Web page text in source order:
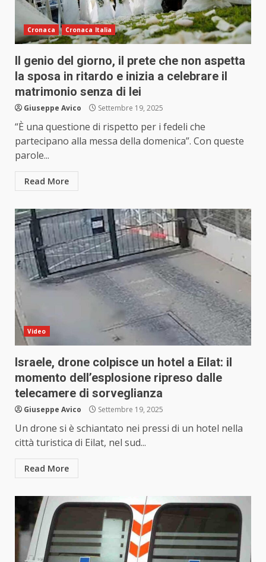
Cronaca Cronaca Italia
Il genio del giorno, il prete che non aspetta
la sposa in ritardo e inizia a celebrare il
matrimonio senza di lei
Giuseppe Avico Settembre 19, 2025
“È una questione di rispetto per i fedeli che
partecipano alla messa della domenica”. Con queste
parole...
Read More
Video
Israele, drone colpisce un hotel a Eilat: il
momento dell’esplosione ripreso dalle
telecamere di sorveglianza
Giuseppe Avico Settembre 19, 2025
Un drone si è schiantato nei pressi di un hotel nella
città turistica di Eilat, nel sud...
Read More